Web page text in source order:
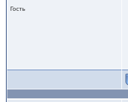
Гость